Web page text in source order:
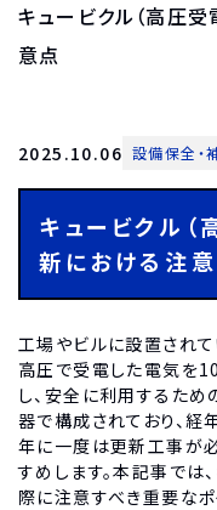
キュービクル（高圧
意点
2025.10.06 設備保全・
キュービクル（
新における注
工場やビルに設置されて
高圧で受電した電気を
し、安全に利用するた
器で構成されており、経
年に一度は更新工事が
すめします。本記事では
際に注意すべき重要なポ